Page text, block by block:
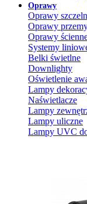
Oprawy
Oprawy
Oprawy
Oprawy
Systemy
Belki świetlne
Downlighty
Oświetlenie
Lampy
Naświetlacze
Lampy
Lampy uliczne
Lampy UVC